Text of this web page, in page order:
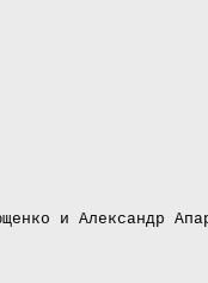
и Александр